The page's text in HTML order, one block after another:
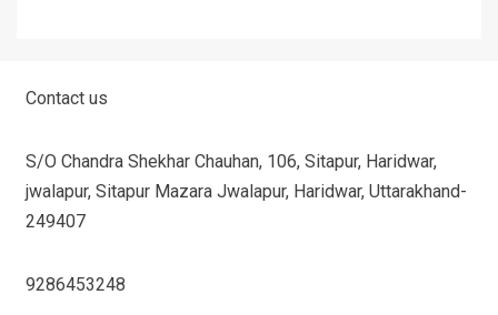
Contact us
S/O Chandra Shekhar Chauhan, 106, Sitapur, Haridwar,
jwalapur, Sitapur Mazara Jwalapur, Haridwar, Uttarakhand-
249407
9286453248